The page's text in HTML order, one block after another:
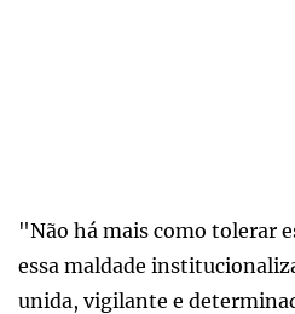
"Não há mais como tolerar
essa maldade
unida, vigilante e